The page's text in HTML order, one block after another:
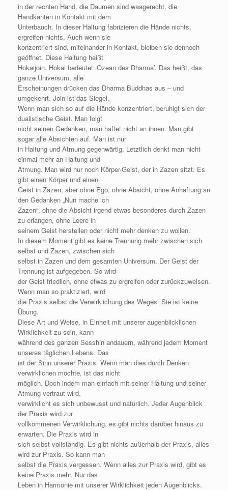
in der rechten Hand, die Daumen sind waagerecht, die
Handkanten in Kontakt mit dem
Unterbauch. In dieser Haltung fabrizieren die Hände nichts,
ergreifen nichts. Auch wenn sie
konzentriert sind, miteinander in Kontakt, bleiben sie dennoch
geöffnet. Diese Haltung heißt
Hokaijoin. Hokai bedeutet ‚Ozean des Dharma’. Das heißt, das
ganze Universum, alle
Erscheinungen drücken das Dharma Buddhas aus – und
umgekehrt. Join ist das Siegel.
Wenn man sich so auf die Hände konzentriert, beruhigt sich der
dualistische Geist. Man folgt
nicht seinen Gedanken, man haftet nicht an ihnen. Man gibt
sogar alle Absichten auf. Man ist nur
in Haltung und Atmung gegenwärtig. Letztlich denkt man nicht
einmal mehr an Haltung und
Atmung. Man wird nur noch Körper-Geist, der in Zazen sitzt. Es
gibt einen Körper und einen
Geist in Zazen, aber ohne Ego, ohne Absicht, ohne Anhaftung an
den Gedanken „Nun mache ich
Zazen“, ohne die Absicht irgend etwas besonderes durch Zazen
zu erlangen, ohne Leere in
seinem Geist herstellen oder nicht mehr denken zu wollen.
In diesem Moment gibt es keine Trennung mehr zwischen sich
selbst und Zazen, zwischen sich
selbst in Zazen und dem gesamten Universum. Der Geist der
Trennung ist aufgegeben. So wird
der Geist friedlich, ohne etwas zu ergreifen oder zurückzuweisen.
Wenn man so praktiziert, wird
die Praxis selbst die Verwirklichung des Weges. Sie ist keine
Übung.
Diese Art und Weise, in Einheit mit unserer augenblicklichen
Wirklichkeit zu sein, kann
während des ganzen Sesshin andauern, während jedem Moment
unseres täglichen Lebens. Das
ist der Sinn unserer Praxis. Wenn man dies durch Denken
verwirklichen möchte, ist das nicht
möglich. Doch indem man einfach mit seiner Haltung und seiner
Atmung vertraut wird,
verwirklicht es sich unbewusst und natürlich. Jeder Augenblick
der Praxis wird zur
vollkommenen Verwirklichung, es gibt nichts darüber hinaus zu
erwarten. Die Praxis wird in
sich selbst vollständig. Es gibt nichts außerhalb der Praxis, alles
wird zur Praxis. So kann man
selbst die Praxis vergessen. Wenn alles zur Praxis wird, gibt es
keine Praxis mehr. Nur das
Leben in Harmonie mit unserer Wirklichkeit jeden Augenblicks.